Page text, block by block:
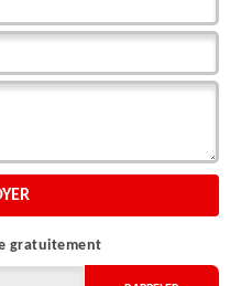
gratuitement